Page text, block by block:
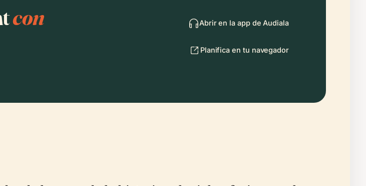
con Abrir en la app de Audiala
Planifica en tu navegador